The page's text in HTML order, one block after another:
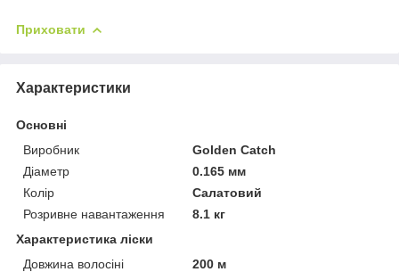
Приховати
Характеристики
Основні
Виробник
Golden Catch
Діаметр
0.165 мм
Колір
Салатовий
Розривне навантаження
8.1 кг
Характеристика ліски
Довжина волосіні
200 м